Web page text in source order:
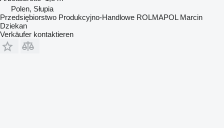
Polen, Słupia
Przedsiębiorstwo Produkcyjno-Handlowe ROLMAPOL Marcin
Dziekan
Verkäufer kontaktieren